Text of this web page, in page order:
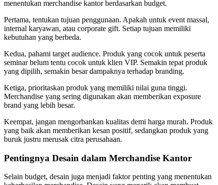
menentukan merchandise kantor berdasarkan budget.
Pertama, tentukan tujuan penggunaan. Apakah untuk event massal,
internal karyawan, atau corporate gift. Setiap tujuan memiliki
kebutuhan yang berbeda.
Kedua, pahami target audience. Produk yang cocok untuk peserta
seminar belum tentu cocok untuk klien VIP. Semakin tepat produk
yang dipilih, semakin besar dampaknya terhadap branding.
Ketiga, prioritaskan produk yang memiliki nilai guna tinggi.
Merchandise yang sering digunakan akan memberikan exposure
brand yang lebih besar.
Keempat, jangan mengorbankan kualitas demi harga murah. Produk
yang baik akan memberikan kesan positif, sedangkan produk yang
buruk justru merusak citra perusahaan.
Pentingnya Desain dalam Merchandise Kantor
Selain budget, desain juga menjadi faktor penting yang menentukan